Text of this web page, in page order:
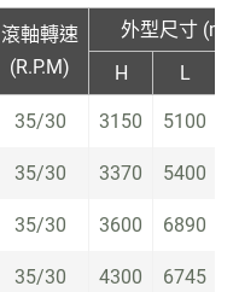
滾軸轉速
(R.P.M)
外型尺寸
H
L
35/30 3150 5100
35/30 3370 5400
35/30 3600 6890
35/30 4300 6745